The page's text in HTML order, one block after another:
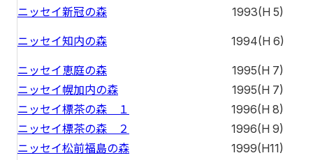
ニッセイ新冠の森
1993(H 5)
ニッセイ知内の森 1994(H 6)
ニッセイ恵庭の森
1995(H 7)
ニッセイ幌加内の森
1995(H 7)
ニッセイ標茶の森 １
1996(H 8)
ニッセイ標茶の森 ２
1996(H 9)
ニッセイ松前福島の森
1999(H11)